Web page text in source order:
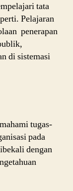
tata
Pelajaran
penerapan
di sistemasi
tugas-
pada
dengan